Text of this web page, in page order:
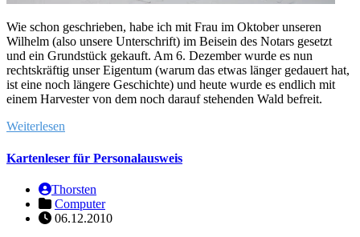
Wie schon geschrieben, habe ich mit Frau im Oktober unseren
Wilhelm (also unsere Unterschrift) im Beisein des Notars gesetzt
und ein Grundstück gekauft. Am 6. Dezember wurde es nun
rechtskräftig unser Eigentum (warum das etwas länger gedauert hat,
ist eine noch längere Geschichte) und heute wurde es endlich mit
einem Harvester von dem noch darauf stehenden Wald befreit.
Weiterlesen
Kartenleser für Personalausweis
Thorsten
Computer
06.12.2010